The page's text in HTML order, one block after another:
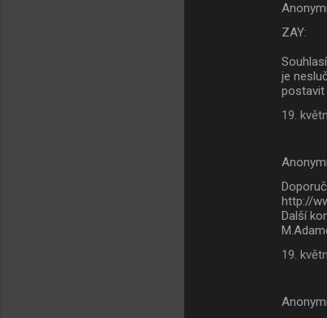
ZAY:
je
postavit
19.
http://
Další
19.